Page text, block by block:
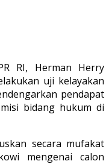
RI, Herman Herry
uji kelayakan
pendapat
bidang hukum di
secara mufakat
mengenai calon